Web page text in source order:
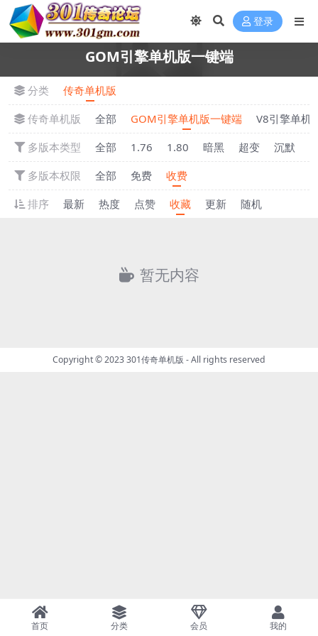
登录
GOM引擎单机版一键端
分类
传奇单机版
传奇单机版
全部 GOM引擎单机版一键端
V8引擎单机
多版本类型
全部 1.76 1.80 暗黑 超变 沉默
多版本权限
全部 免费
收费
排序
最新 热度 点赞 收藏 更新 随机
暂无内容
Copyright © 2023301传奇单机版 - All rights reserved
首页 分类 会员 我的